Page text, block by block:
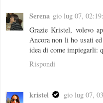
Serena gio lug 07,
Grazie Kristel, volevo
Ancora non li ho usati
idea di come impiegarli:
Rispondi
kristel
gio lug 07,